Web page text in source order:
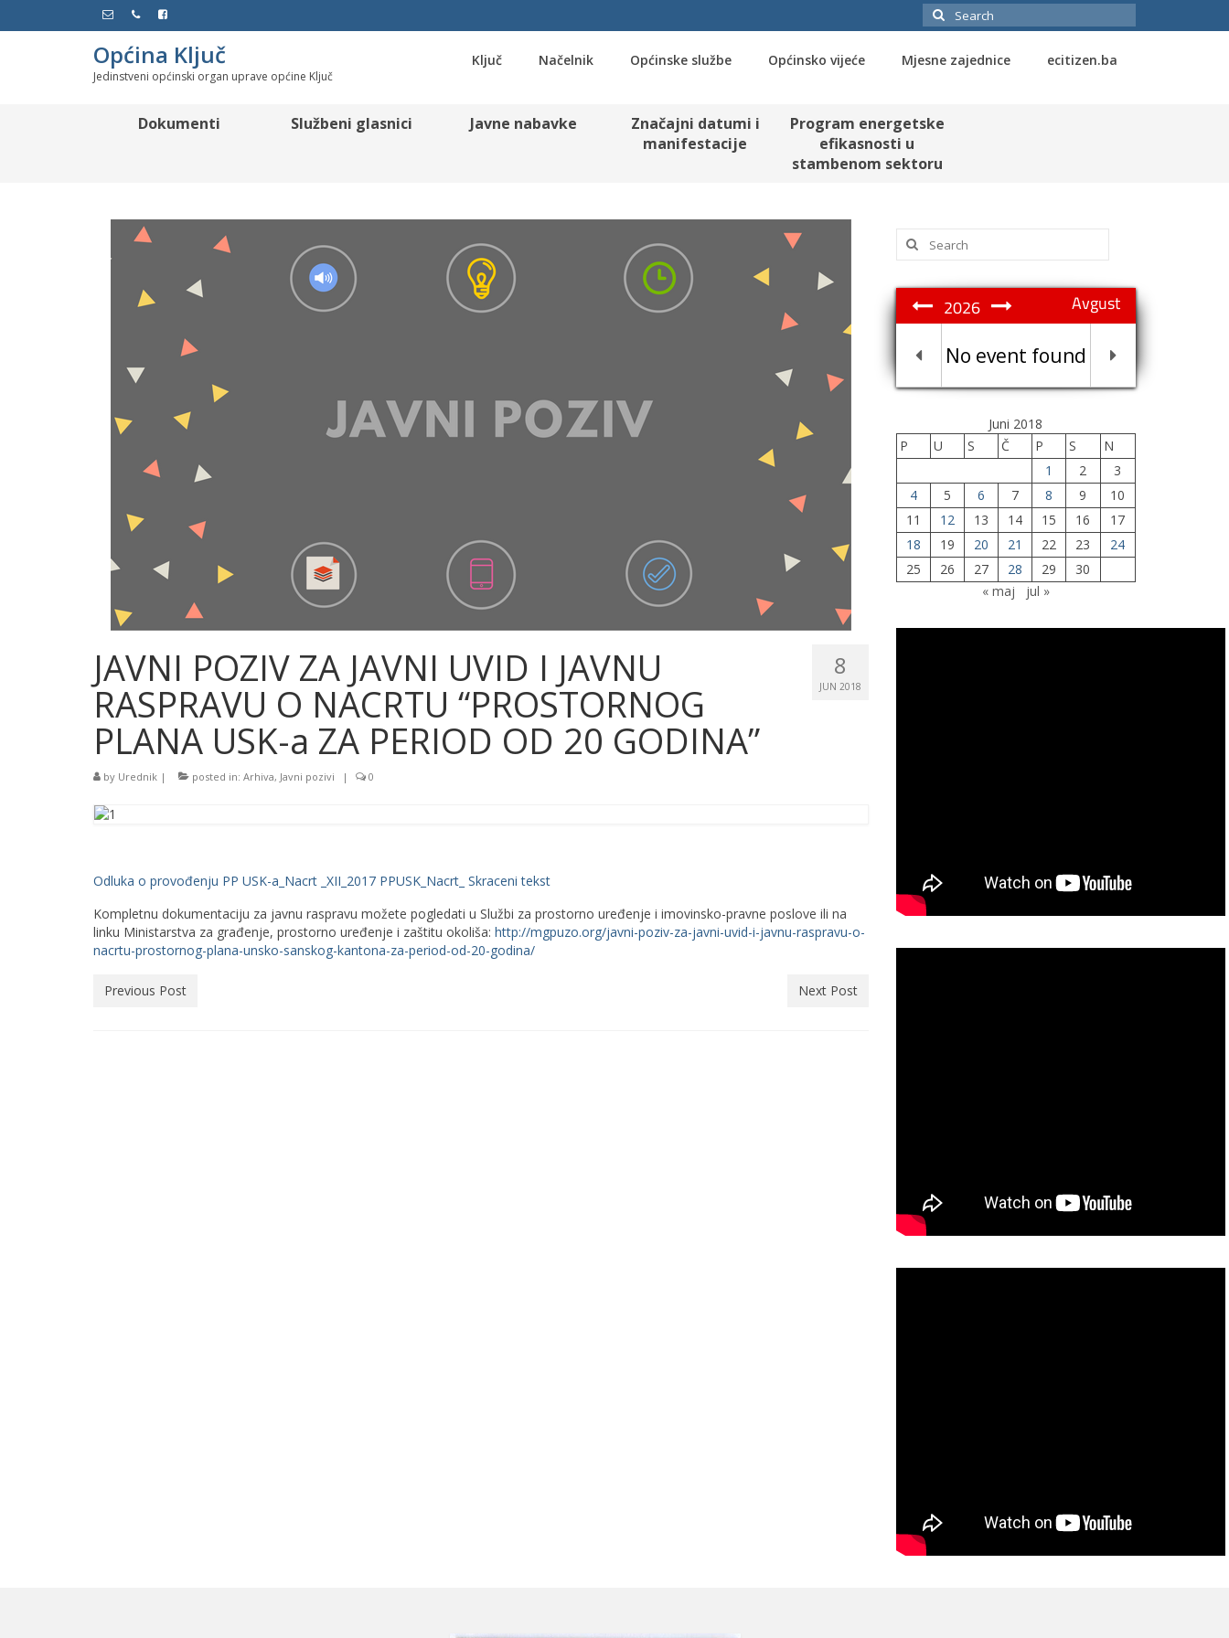
Search
for:
Općina Ključ
Jedinstveni općinski organ uprave općine Ključ
Ključ Načelnik Općinske službe Općinsko vijeće Mjesne zajednice ecitizen.ba
Dokumenti Službeni glasnici Javne nabavke
Značajni datumi i
manifestacije
Program energetske
efikasnosti u
stambenom sektoru
8
JUN 2018
JAVNI POZIV ZA JAVNI UVID I JAVNU
RASPRAVU O NACRTU “PROSTORNOG
PLANA USK-a ZA PERIOD OD 20 GODINA”
by Urednik | posted in: Arhiva, Javni pozivi | 0
Odluka o provođenju PP USK-a_Nacrt _XII_2017 PPUSK_Nacrt_ Skraceni tekst
Kompletnu dokumentaciju za javnu raspravu možete pogledati u Službi za prostorno uređenje i imovinsko-pravne poslove ili na
linku Ministarstva za građenje, prostorno uređenje i zaštitu okoliša: http://mgpuzo.org/javni-poziv-za-javni-uvid-i-javnu-raspravu-o-
nacrtu-prostornog-plana-unsko-sanskog-kantona-za-period-od-20-godina/
Previous Post Next Post
Search
for:
Avgust
2026
No event found
Juni 2018
P
U S Č P S
N
1
2
3
4
5 6 7 8 9
10
11
12 13 14 15 16
17
18
19 20 21 22 23
24
25
26 27 28 29
30
« maj
jul »